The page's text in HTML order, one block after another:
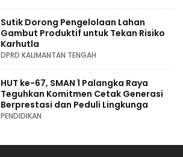
Sutik Dorong Pengelolaan Lahan
Gambut Produktif untuk Tekan Risiko
Karhutla
DPRD KALIMANTAN TENGAH
HUT ke-67, SMAN 1 Palangka Raya
Teguhkan Komitmen Cetak Generasi
Berprestasi dan Peduli Lingkunga
PENDIDIKAN